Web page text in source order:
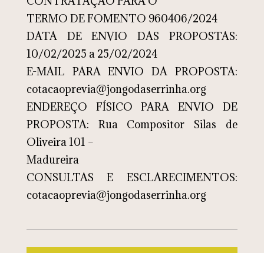
TERMO DE FOMENTO 960406/2024
DATA DE ENVIO DAS PROPOSTAS:
10/02/2025 a 25/02/2024
E-MAIL PARA ENVIO DA PROPOSTA:
cotacaoprevia@jongodaserrinha.org
ENDEREÇO FÍSICO PARA ENVIO DE
PROPOSTA: Rua Compositor Silas de
Oliveira 101 –
Madureira
CONSULTAS E ESCLARECIMENTOS:
cotacaoprevia@jongodaserrinha.org